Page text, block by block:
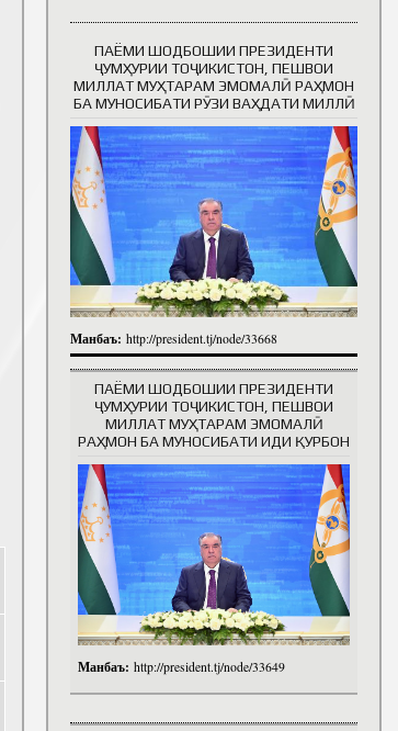
ПАЁМИ ШОДБОШИИ ПРЕЗИДЕНТИ
ҶУМҲУРИИ ТОҶИКИСТОН, ПЕШВОИ
МИЛЛАТ МУҲТАРАМ ЭМОМАЛӢ РАҲМОН
БА МУНОСИБАТИ РӮЗИ ВАҲДАТИ МИЛЛӢ
Манбаъ: http://president.tj/node/33668
ПАЁМИ ШОДБОШИИ ПРЕЗИДЕНТИ
ҶУМҲУРИИ ТОҶИКИСТОН, ПЕШВОИ
МИЛЛАТ МУҲТАРАМ ЭМОМАЛӢ
РАҲМОН БА МУНОСИБАТИ ИДИ ҚУРБОН
Манбаъ: http://president.tj/node/33649